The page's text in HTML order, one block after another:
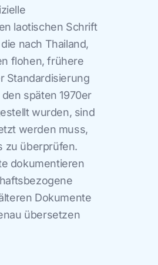
laotischen Schrift
nach Thailand,
flohen, frühere
Standardisierung
späten 1970er
wurden, sind
werden muss,
zu überprüfen.
dokumentieren
Dokumente
übersetzen